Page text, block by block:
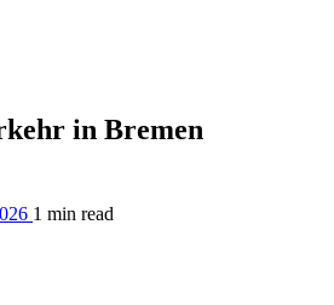
in Bremen
1 min read